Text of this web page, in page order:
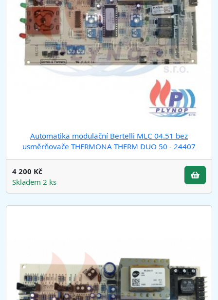
Automatika modulační Bertelli MLC 04.51 bez
usměrňovače THERMONA THERM DUO 50 - 24407
4 200 Kč
Skladem 2 ks